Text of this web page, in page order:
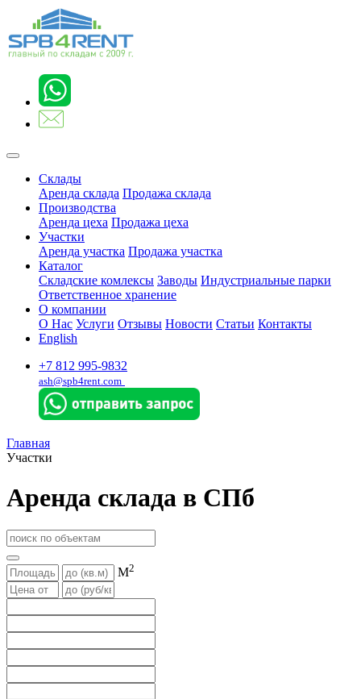
Склады
Аренда склада Продажа склада
Производства
Аренда цеха Продажа цеха
Участки
Аренда участка Продажа участка
Каталог
Складские комлексы Заводы Индустриальные парки
Ответственное хранение
О компании
О Нас Услуги Отзывы Новости Статьи Контакты
English
+7 812 995-9832
ash@spb4rent.com
Главная
Участки
Аренда склада в СПб
М2